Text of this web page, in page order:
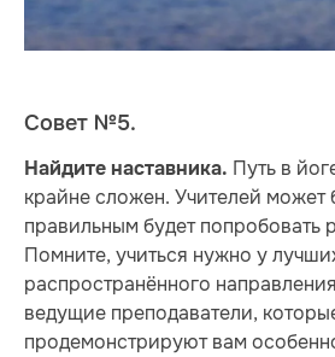
Совет №5.
Найдите наставника. Путь в
крайне сложен. Учителей может
правильным будет попробовать
Помните, учиться нужно у
распространённого
ведущие преподаватели,
продемонстрируют вам